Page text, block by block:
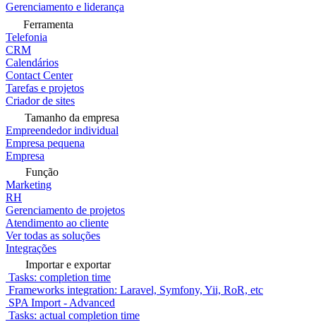
Gerenciamento e liderança
Ferramenta
Telefonia
CRM
Calendários
Contact Center
Tarefas e projetos
Criador de sites
Tamanho da empresa
Empreendedor individual
Empresa pequena
Empresa
Função
Marketing
RH
Gerenciamento de projetos
Atendimento ao cliente
Ver todas as soluções
Integrações
Importar e exportar
Tasks: completion time
Frameworks integration: Laravel, Symfony, Yii, RoR, etc
SPA Import - Advanced
Tasks: actual completion time